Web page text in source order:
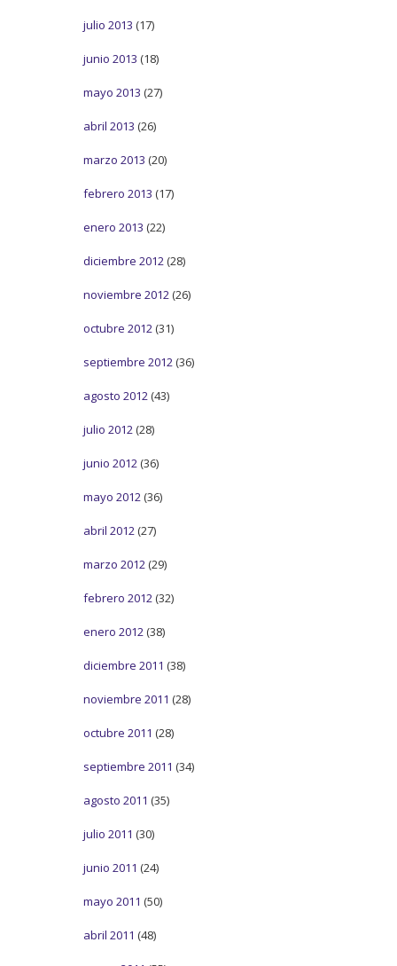
julio 2013 (17)
junio 2013 (18)
mayo 2013 (27)
abril 2013 (26)
marzo 2013 (20)
febrero 2013 (17)
enero 2013 (22)
diciembre 2012 (28)
noviembre 2012 (26)
octubre 2012 (31)
septiembre 2012 (36)
agosto 2012 (43)
julio 2012 (28)
junio 2012 (36)
mayo 2012 (36)
abril 2012 (27)
marzo 2012 (29)
febrero 2012 (32)
enero 2012 (38)
diciembre 2011 (38)
noviembre 2011 (28)
octubre 2011 (28)
septiembre 2011 (34)
agosto 2011 (35)
julio 2011 (30)
junio 2011 (24)
mayo 2011 (50)
abril 2011 (48)